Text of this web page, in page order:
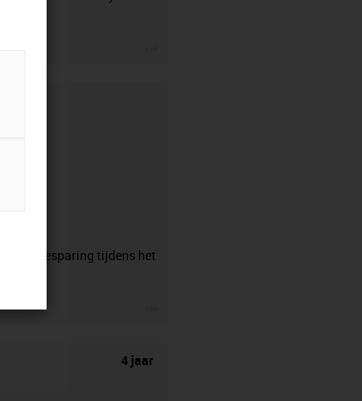
tijdsbesparing tijdens het
4 jaar